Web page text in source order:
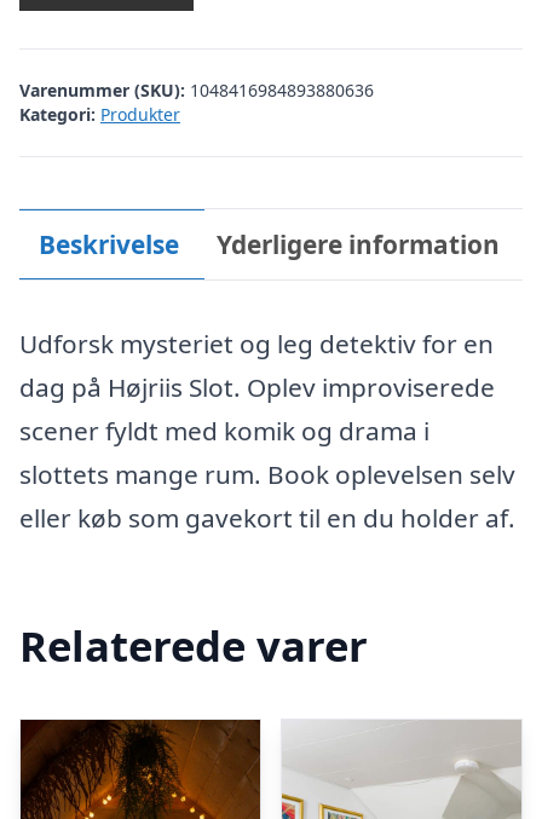
Varenummer (SKU): 1048416984893880636
Kategori: Produkter
Beskrivelse Yderligere information
Udforsk mysteriet og leg detektiv for en
dag på Højriis Slot. Oplev improviserede
scener fyldt med komik og drama i
slottets mange rum. Book oplevelsen selv
eller køb som gavekort til en du holder af.
Relaterede varer